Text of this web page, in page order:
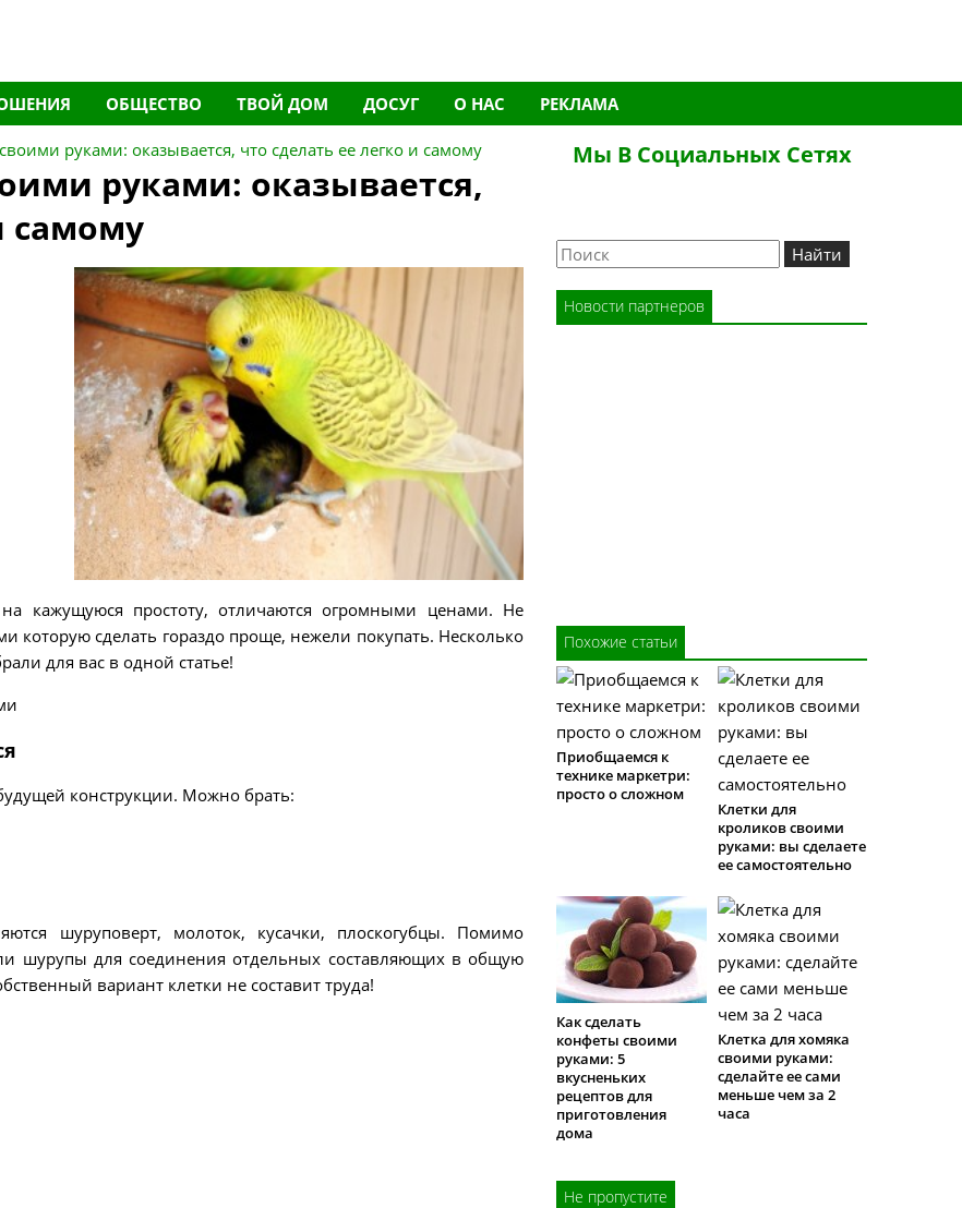
ОБЩЕСТВО ТВОЙ ДОМ ДОСУГ О НАС РЕКЛАМА
руками: оказывается, что сделать ее легко и самому
руками: оказывается,
самому
кажущуюся простоту, отличаются огромными ценами. Не
которую сделать гораздо проще, нежели покупать. Несколько
для вас в одной статье!
конструкции. Можно брать:
шуруповерт, молоток, кусачки, плоскогубцы. Помимо
шурупы для соединения отдельных составляющих в общую
вариант клетки не составит труда!
Мы В Социальных Сетях
Новости партнеров
Похожие статьи
Приобщаемся к
технике маркетри:
просто о сложном
Клетки для
кроликов своими
руками: вы сделаете
ее самостоятельно
Как сделать
конфеты своими
руками: 5
вкусненьких
рецептов для
приготовления
дома
Клетка для хомяка
своими руками:
сделайте ее сами
меньше чем за 2
часа
Не пропустите